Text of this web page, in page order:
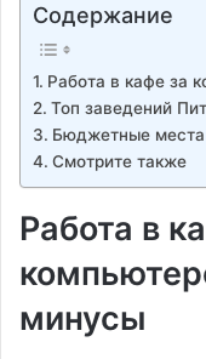
Содержание
Работа в кафе за
Топ заведений
Бюджетные
Смотрите также
Работа в
минусы